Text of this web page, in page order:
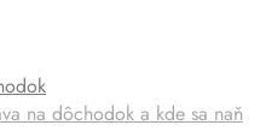
na dôchodok a kde sa naň